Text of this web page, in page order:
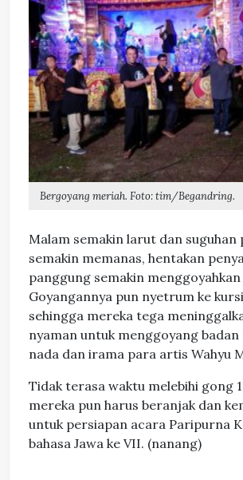
Bergoyang meriah. Foto: tim/Begandring.
Malam semakin larut dan suguhan
semakin memanas, hentakan
panggung semakin
Goyangannya pun nyetrum ke
sehingga mereka tega
nyaman untuk menggoyang
nada dan irama para artis Wahyu
Tidak terasa waktu melebihi gong
mereka pun harus beranjak dan
untuk persiapan acara Paripurna
bahasa Jawa ke VII. (nanang)